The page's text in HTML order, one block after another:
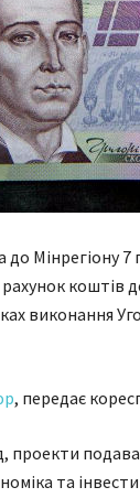
Мінрегіону 7
виконання
, передає
проекти
та